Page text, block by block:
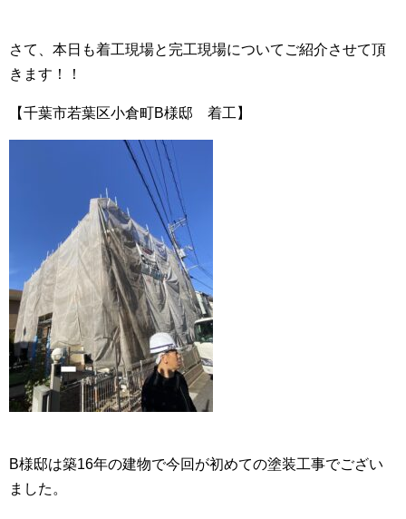
さて、本日も着工現場と完工現場についてご紹介させて頂
きます！！
【千葉市若葉区小倉町B様邸 着工】
B様邸は築16年の建物で今回が初めての塗装工事でござい
ました。